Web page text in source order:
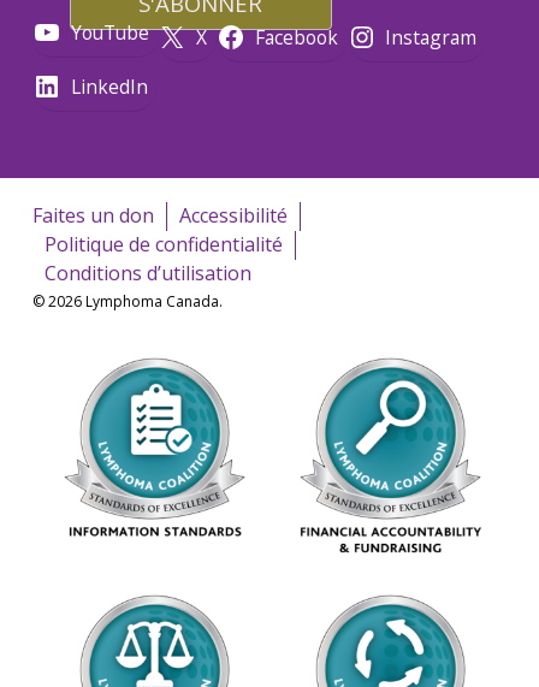
YouTube X Facebook
Instagram
LinkedIn
Faites un don
Accessibilité
Politique de confidentialité
Conditions d’utilisation
© 2026 Lymphoma Canada.